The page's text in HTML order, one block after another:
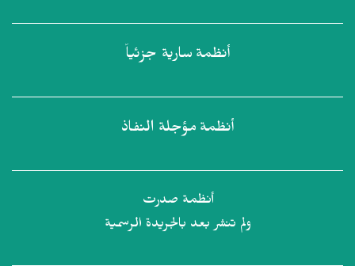
أنظمة سارية جزئياً
أنظمة مؤجلة النفاذ
أنظمة صدرت
ولم تنشر بعد بالجريدة الرسمية